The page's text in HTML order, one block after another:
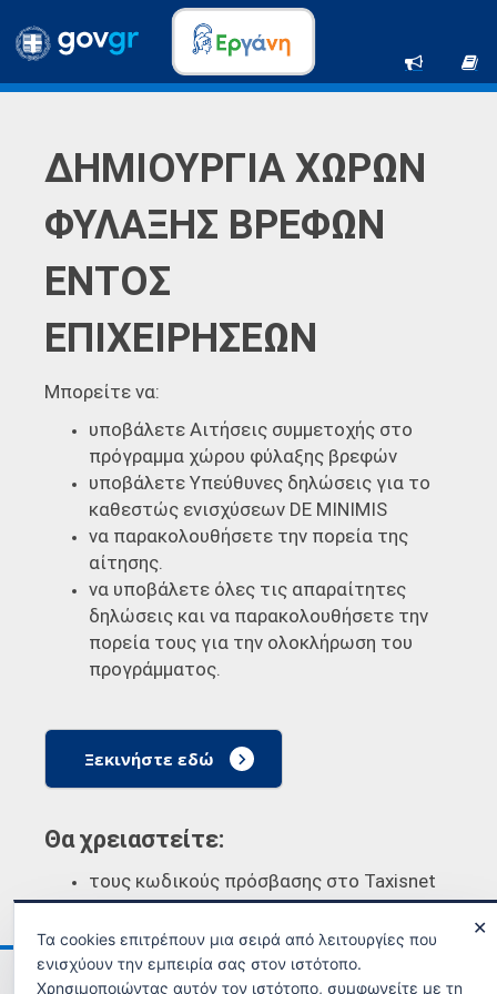
ΔΗΜΙΟΥΡΓΙΑ ΧΩΡΩΝ
ΦΥΛΑΞΗΣ ΒΡΕΦΩΝ
ΕΝΤΟΣ
ΕΠΙΧΕΙΡΗΣΕΩΝ
Μπορείτε να:
υποβάλετε Αιτήσεις συμμετοχής στο
πρόγραμμα χώρου φύλαξης βρεφών
υποβάλετε Υπεύθυνες δηλώσεις για το
καθεστώς ενισχύσεων DE MINIMIS
να παρακολουθήσετε την πορεία της
αίτησης.
να υποβάλετε όλες τις απαραίτητες
δηλώσεις και να παρακολουθήσετε την
πορεία τους για την ολοκλήρωση του
προγράμματος.
Ξεκινήστε εδώ
Θα χρειαστείτε:
τους κωδικούς πρόσβασης στο Taxisnet
Ανακοινώσεις Όροι χρήσης
✕
Τα cookies επιτρέπουν μια σειρά από λειτουργίες που
ενισχύουν την εμπειρία σας στον ιστότοπο.
Χρησιμοποιώντας αυτόν τον ιστότοπο, συμφωνείτε με τη